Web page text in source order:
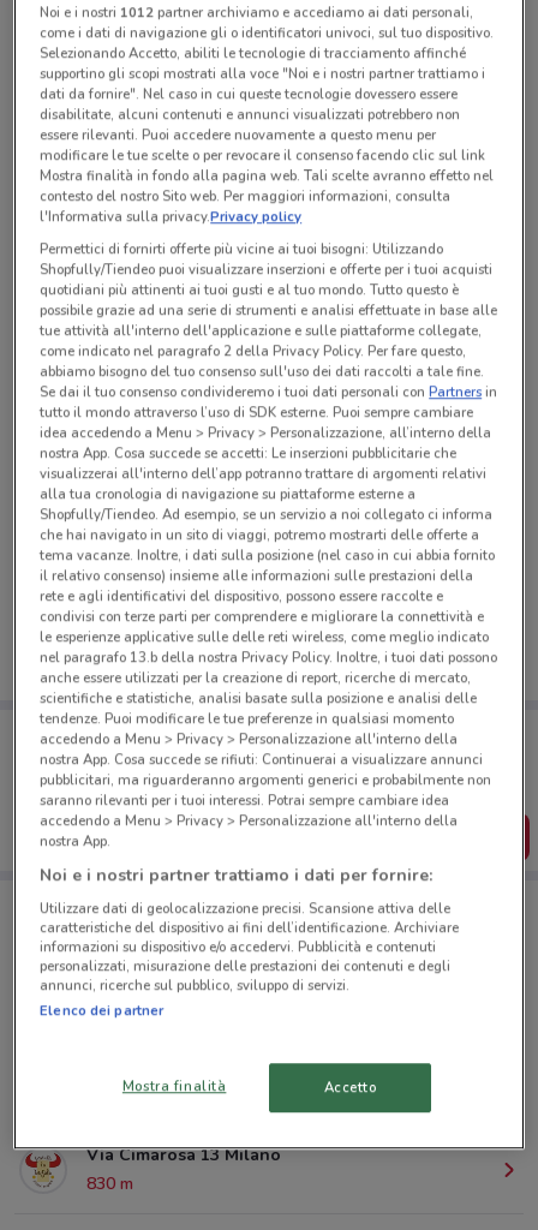
Chiama il negozio
Lunedì n.d.
Martedì n.d.
Mercoledì n.d.
Giovedì n.d.
Venerdì n.d.
Sabato n.d.
Domenica n.d.
02/76013151
Tutte le promozioni di questo negozio
Ci dispiace, al momento non abbiamo pubblicato
volantini nella tua zona. Riprova più tardi.
Porta DoveConviene sempre con te!
Puoi trovare le migliori offerte dei negozi vicino a te,
salvarle e creare la tua lista del risparmio, comodamente
dal tuo cellulare.
Negozi Fratelli La Bufala a Milano
© MapTiler © OpenStreetMap contributors
Via Cimarosa 13 Milano
830 m
Noi e i nostri 1012partner archiviamo e accediamo ai dati personali,
come i dati di navigazione gli o identificatori univoci, sul tuo dispositivo.
Selezionando Accetto, abiliti le tecnologie di tracciamento affinché
supportino gli scopi mostrati alla voce "Noi e i nostri partner trattiamo i
dati da fornire". Nel caso in cui queste tecnologie dovessero essere
disabilitate, alcuni contenuti e annunci visualizzati potrebbero non
essere rilevanti. Puoi accedere nuovamente a questo menu per
modificare le tue scelte o per revocare il consenso facendo clic sul link
Mostra finalità in fondo alla pagina web. Tali scelte avranno effetto nel
contesto del nostro Sito web. Per maggiori informazioni, consulta
l'Informativa sulla privacy.Privacy policy
Permettici di fornirti offerte più vicine ai tuoi bisogni: Utilizzando
Shopfully/Tiendeo puoi visualizzare inserzioni e offerte per i tuoi acquisti
quotidiani più attinenti ai tuoi gusti e al tuo mondo. Tutto questo è
possibile grazie ad una serie di strumenti e analisi effettuate in base alle
tue attività all'interno dell'applicazione e sulle piattaforme collegate,
come indicato nel paragrafo 2 della Privacy Policy. Per fare questo,
abbiamo bisogno del tuo consenso sull'uso dei dati raccolti a tale fine.
Se dai il tuo consenso condivideremo i tuoi dati personali conPartnersin
tutto il mondo attraverso l’uso di SDK esterne. Puoi sempre cambiare
idea accedendo a Menu > Privacy > Personalizzazione, all’interno della
nostra App. Cosa succede se accetti: Le inserzioni pubblicitarie che
visualizzerai all'interno dell’app potranno trattare di argomenti relativi
alla tua cronologia di navigazione su piattaforme esterne a
Shopfully/Tiendeo. Ad esempio, se un servizio a noi collegato ci informa
che hai navigato in un sito di viaggi, potremo mostrarti delle offerte a
tema vacanze. Inoltre, i dati sulla posizione (nel caso in cui abbia fornito
il relativo consenso) insieme alle informazioni sulle prestazioni della
rete e agli identificativi del dispositivo, possono essere raccolte e
condivisi con terze parti per comprendere e migliorare la connettività e
le esperienze applicative sulle delle reti wireless, come meglio indicato
nel paragrafo 13.b della nostra Privacy Policy. Inoltre, i tuoi dati possono
anche essere utilizzati per la creazione di report, ricerche di mercato,
scientifiche e statistiche, analisi basate sulla posizione e analisi delle
tendenze. Puoi modificare le tue preferenze in qualsiasi momento
accedendo a Menu > Privacy > Personalizzazione all'interno della
nostra App. Cosa succede se rifiuti: Continuerai a visualizzare annunci
pubblicitari, ma riguarderanno argomenti generici e probabilmente non
saranno rilevanti per i tuoi interessi. Potrai sempre cambiare idea
accedendo a Menu > Privacy > Personalizzazione all'interno della
nostra App.
Noi e i nostri partner trattiamo i dati per fornire:
Utilizzare dati di geolocalizzazione precisi. Scansione attiva delle
caratteristiche del dispositivo ai fini dell’identificazione. Archiviare
informazioni su dispositivo e/o accedervi. Pubblicità e contenuti
personalizzati, misurazione delle prestazioni dei contenuti e degli
annunci, ricerche sul pubblico, sviluppo di servizi.
Elenco dei partner
Mostra finalità Accetto